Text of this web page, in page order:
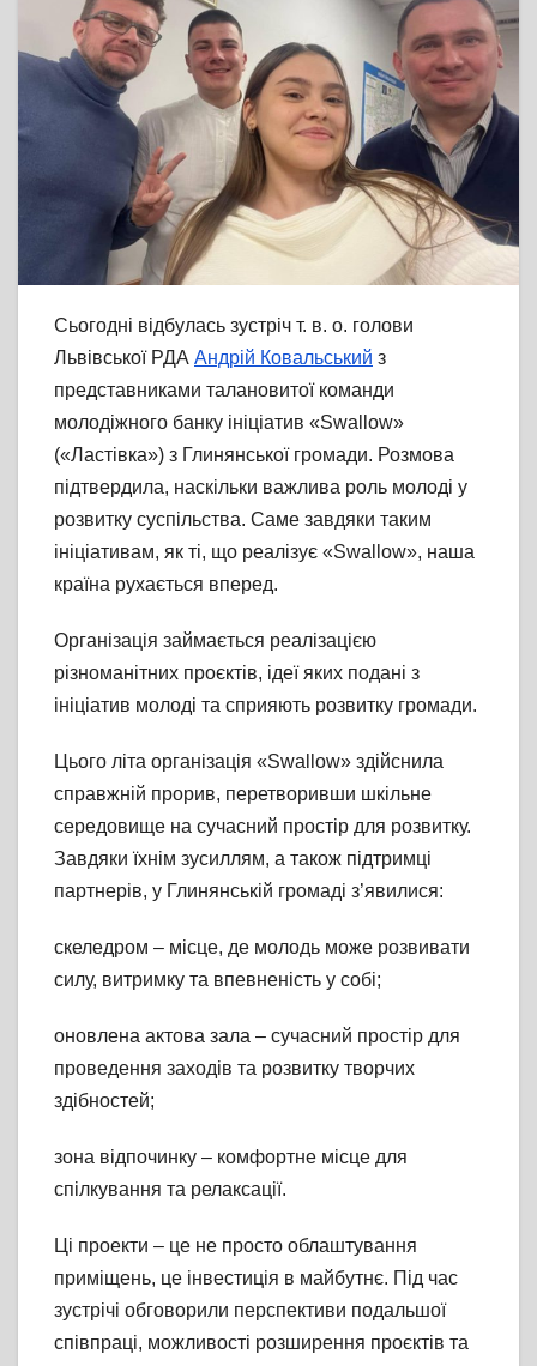
Сьогодні відбулась зустріч т. в. о. голови
Львівської РДА Андрій Ковальський з
представниками талановитої команди
молодіжного банку ініціатив «Swallow»
(«Ластівка») з Глинянської громади. Розмова
підтвердила, наскільки важлива роль молоді у
розвитку суспільства. Саме завдяки таким
ініціативам, як ті, що реалізує «Swallow», наша
країна рухається вперед.
Організація займається реалізацією
різноманітних проєктів, ідеї яких подані з
ініціатив молоді та cприяють розвитку громади.
Цього літа організація «Swallow» здійснила
справжній прорив, перетворивши шкільне
середовище на сучасний простір для розвитку.
Завдяки їхнім зусиллям, а також підтримці
партнерів, у Глинянській громаді з’явилися:
скеледром – місце, де молодь може розвивати
силу, витримку та впевненість у собі;
оновлена актова зала – сучасний простір для
проведення заходів та розвитку творчих
здібностей;
зона відпочинку – комфортне місце для
спілкування та релаксації.
Ці проекти – це не просто облаштування
приміщень, це інвестиція в майбутнє. Під час
зустрічі обговорили перспективи подальшої
співпраці, можливості розширення проєктів та